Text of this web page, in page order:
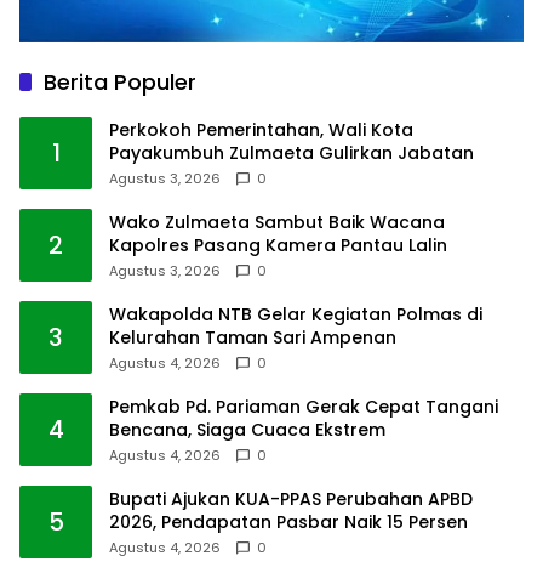
Berita Populer
1
Perkokoh Pemerintahan, Wali Kota
Payakumbuh Zulmaeta Gulirkan Jabatan
Agustus 3, 2026 0
2
Wako Zulmaeta Sambut Baik Wacana
Kapolres Pasang Kamera Pantau Lalin
Agustus 3, 2026 0
3
Wakapolda NTB Gelar Kegiatan Polmas di
Kelurahan Taman Sari Ampenan
Agustus 4, 2026 0
4
Pemkab Pd. Pariaman Gerak Cepat Tangani
Bencana, Siaga Cuaca Ekstrem
Agustus 4, 2026 0
5
Bupati Ajukan KUA-PPAS Perubahan APBD
2026, Pendapatan Pasbar Naik 15 Persen
Agustus 4, 2026 0